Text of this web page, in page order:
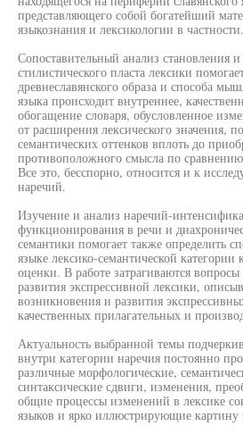
представляющего собой богатейший
языкознания и лексикологии в частности.
Сопоставительный анализ становления
стилистического пласта лексики
древнеславянского образа и способа
языка происходит внутреннее,
обогащение словаря, обусловленное
от расширения лексического значения,
семантических оттенков вплоть до
противоположного смысла по
Все это, бесспорно, относится и к
наречий.
Изучение и анализ наречий-
функционирования в речи и
семантики помогает также определить
языке лексико-семантической категории
оценки. В работе затрагиваются
развития экспрессивной лексики,
возникновения и развития
качественных прилагательных и
Актуальность выбранной темы
внутри категории наречия постоянно
различные морфологические,
синтаксические сдвиги, изменения,
общие процессы изменений в лексике
языков и ярко иллюстрирующие